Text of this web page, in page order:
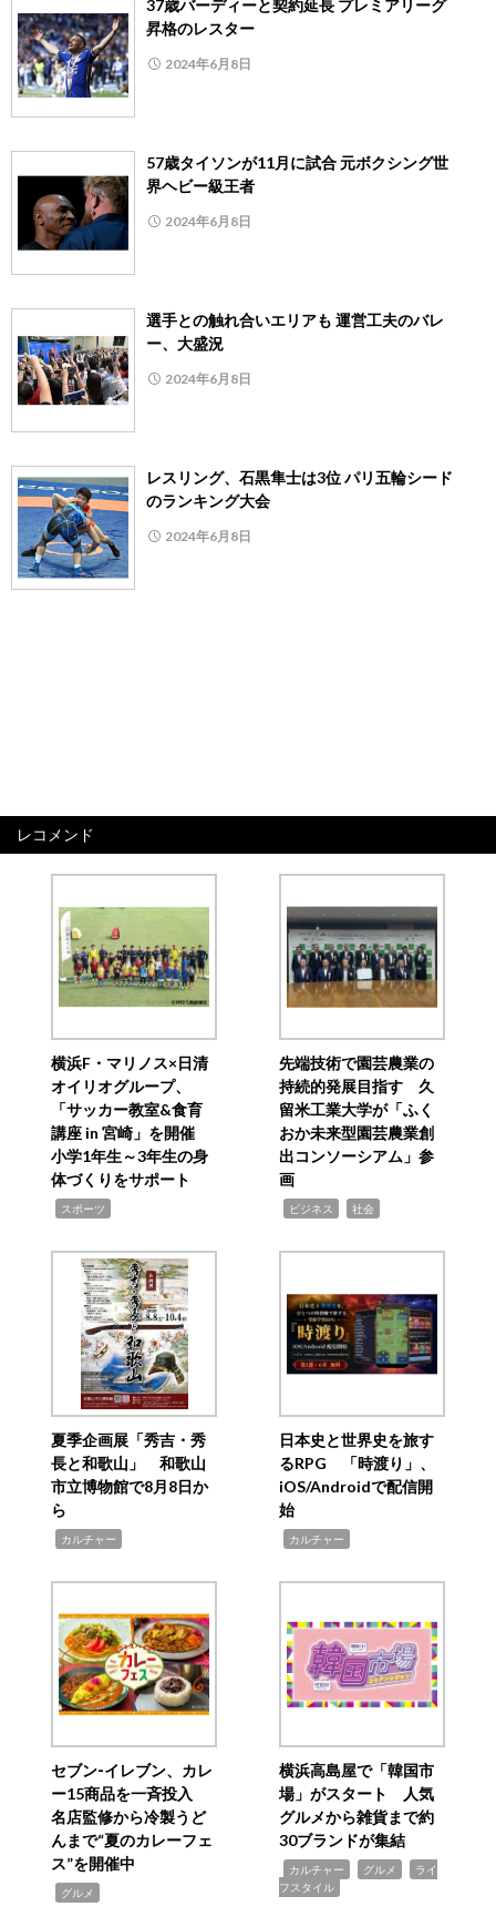
37歳バーディーと契約延長 プレミアリーグ
昇格のレスター
2024年6月8日
57歳タイソンが11月に試合 元ボクシング世
界ヘビー級王者
2024年6月8日
選手との触れ合いエリアも 運営工夫のバレ
ー、大盛況
2024年6月8日
レスリング、石黒隼士は3位 パリ五輪シード
のランキング大会
2024年6月8日
レコメンド
横浜F・マリノス×日清
オイリオグループ、
「サッカー教室&食育
講座 in 宮崎」を開催
小学1年生～3年生の身
体づくりをサポート
スポーツ
先端技術で園芸農業の
持続的発展目指す 久
留米工業大学が「ふく
おか未来型園芸農業創
出コンソーシアム」参
画
ビジネス 社会
夏季企画展「秀吉・秀
長と和歌山」 和歌山
市立博物館で8月8日か
ら
カルチャー
日本史と世界史を旅す
るRPG 「時渡り」、
iOS/Androidで配信開
始
カルチャー
セブン‐イレブン、カレ
ー15商品を一斉投入
名店監修から冷製うど
んまで“夏のカレーフェ
ス”を開催中
グルメ
横浜高島屋で「韓国市
場」がスタート 人気
グルメから雑貨まで約
30ブランドが集結
カルチャー グルメ
ライ
フスタイル